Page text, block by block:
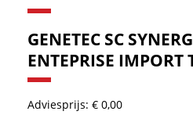
GENETEC SC
ENTEPRISE IMPORT
Adviesprijs: € 0,00